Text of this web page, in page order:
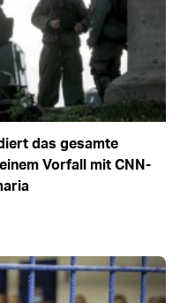
das gesamte
Vorfall mit CNN-